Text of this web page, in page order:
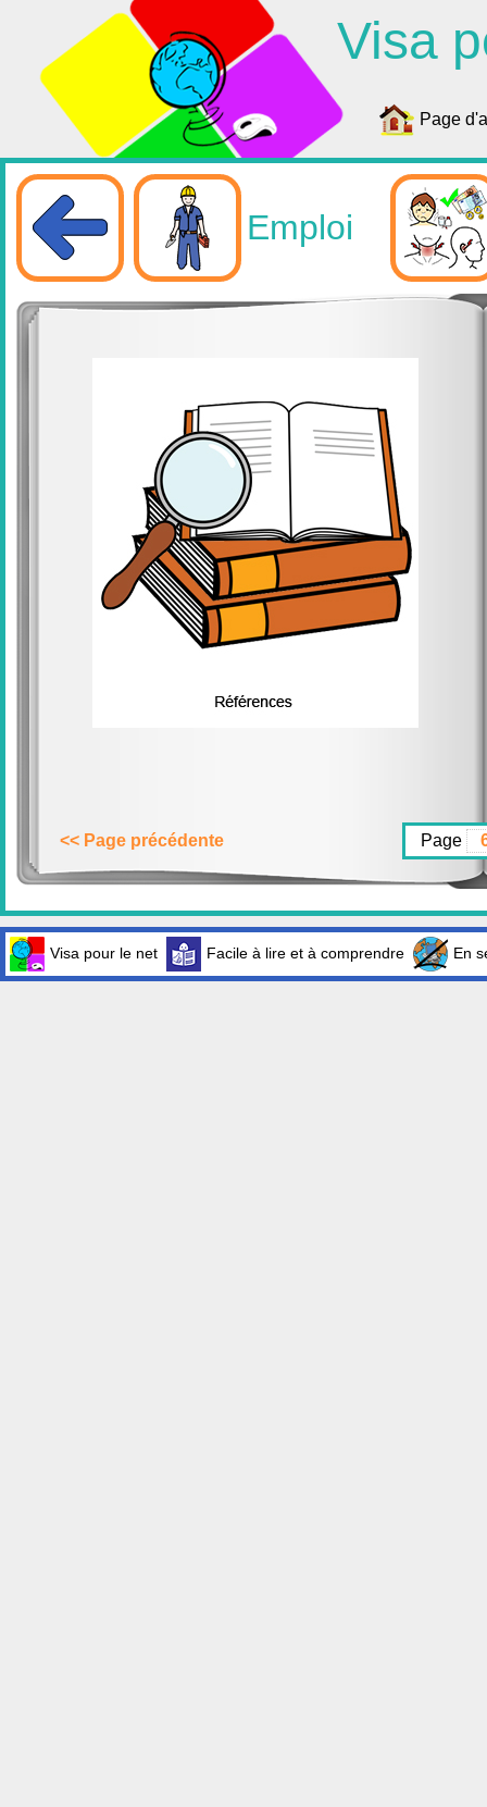
Visa
Page
Emploi
<< Page précédente Page
Visa pour le net Facile à lire et à comprendre En